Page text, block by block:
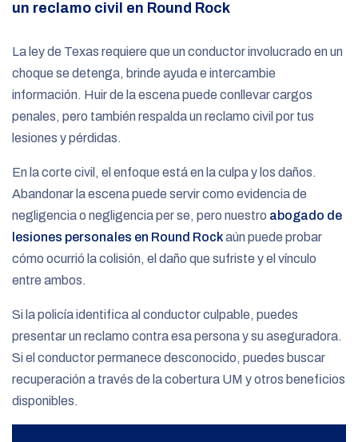
un reclamo civil en Round Rock
La ley de Texas requiere que un conductor involucrado en un
choque se detenga, brinde ayuda e intercambie
información. Huir de la escena puede conllevar cargos
penales, pero también respalda un reclamo civil por tus
lesiones y pérdidas.
En la corte civil, el enfoque está en la culpa y los daños.
Abandonar la escena puede servir como evidencia de
negligencia o negligencia per se, pero nuestro abogado de
lesiones personales en Round Rockaún puede probar
cómo ocurrió la colisión, el daño que sufriste y el vínculo
entre ambos.
Si la policía identifica al conductor culpable, puedes
presentar un reclamo contra esa persona y su aseguradora.
Si el conductor permanece desconocido, puedes buscar
recuperación a través de la cobertura UM y otros beneficios
disponibles.